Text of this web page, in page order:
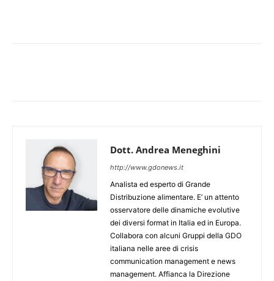
Dott. Andrea Meneghini
http://www.gdonews.it
Analista ed esperto di Grande
Distribuzione alimentare. E’ un attento
osservatore delle dinamiche evolutive
dei diversi format in Italia ed in Europa.
Collabora con alcuni Gruppi della GDO
italiana nelle aree di crisis
communication management e news
management. Affianca la Direzione